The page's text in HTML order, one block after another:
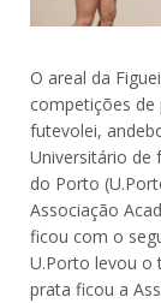
O areal da
competições
futevolei,
Universitário de
do Porto
Associação
ficou com o
U.Porto levou o
prata ficou a